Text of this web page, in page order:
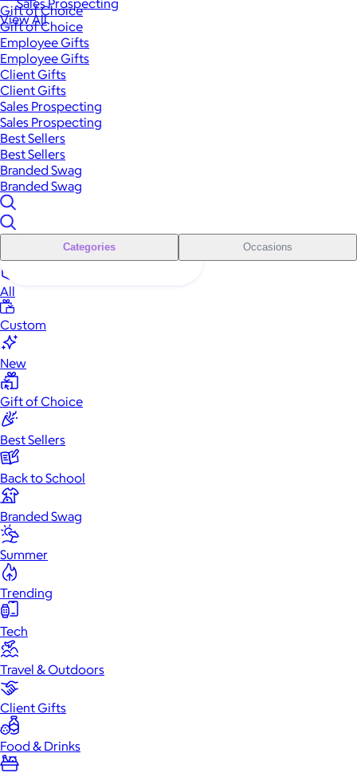
View All
Gift of Choice
Gift of Choice
Employee Gifts
Employee Gifts
Client Gifts
Client Gifts
Sales Prospecting
Sales Prospecting
Best Sellers
Best Sellers
Branded Swag
Branded Swag
Categories Occasions
All
Custom
New
Gift of Choice
Best Sellers
Back to School
Branded Swag
Summer
Trending
Tech
Travel & Outdoors
Client Gifts
Food & Drinks